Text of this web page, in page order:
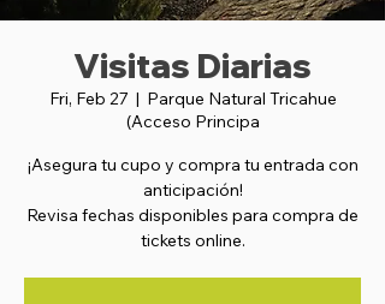
Visitas Diarias
Fri, Feb 27
  |
Parque Natural Tricahue
(Acceso Principa
¡Asegura tu cupo y compra tu entrada con
anticipación!
Revisa fechas disponibles para compra de
tickets online.